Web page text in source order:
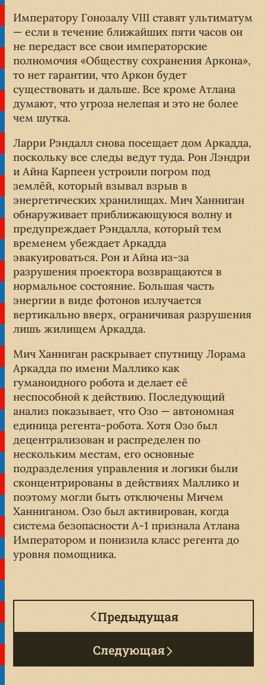
Императору Гонозалу VIII ставят ультиматум
— если в течение ближайших пяти часов он
не передаст все свои императорские
полномочия «Обществу сохранения Аркона»,
то нет гарантии, что Аркон будет
существовать и дальше. Все кроме Атлана
думают, что угроза нелепая и это не более
чем шутка.
Ларри Рэндалл снова посещает дом Аркадда,
поскольку все следы ведут туда. Рон Лэндри
и Айна Карпеен устроили погром под
землёй, который взывал взрыв в
энергетических хранилищах. Мич Ханниган
обнаруживает приближающуюся волну и
предупреждает Рэндалла, который тем
временем убеждает Аркадда
эвакуироваться. Рон и Айна из-за
разрушения проектора возвращаются в
нормальное состояние. Большая часть
энергии в виде фотонов излучается
вертикально вверх, ограничивая разрушения
лишь жилищем Аркадда.
Мич Ханниган раскрывает спутницу Лорама
Аркадда по имени Маллико как
гуманоидного робота и делает её
неспособной к действию. Последующий
анализ показывает, что Озо — автономная
единица регента-робота. Хотя Озо был
децентрализован и распределен по
нескольким местам, его основные
подразделения управления и логики были
сконцентрированы в действиях Маллико и
поэтому могли быть отключены Мичем
Ханниганом. Озо был активирован, когда
система безопасности A-1 признала Атлана
Императором и понизила класс регента до
уровня помощника.
Предыдущая
Следующая